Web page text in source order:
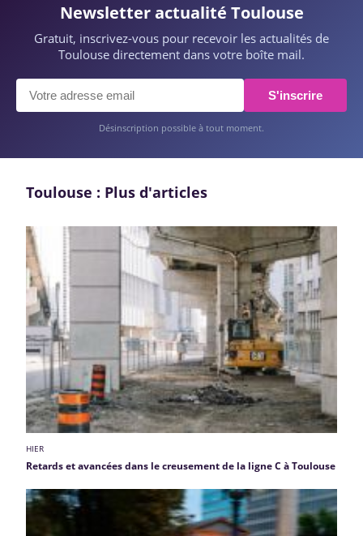
Newsletter actualité Toulouse
Gratuit, inscrivez-vous pour recevoir les actualités de
Toulouse directement dans votre boîte mail.
S'inscrire
Désinscription possible à tout moment.
Toulouse : Plus d'articles
HIER
Retards et avancées dans le creusement de la ligne C à Toulouse